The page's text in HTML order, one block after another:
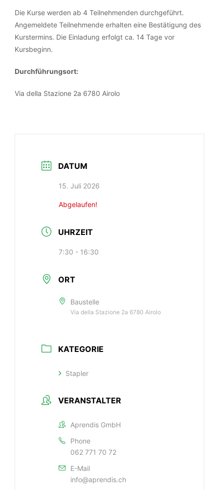
Die Kurse werden ab 4 Teilnehmenden durchgeführt.
Angemeldete Teilnehmende erhalten eine Bestätigung des
Kurstermins. Die Einladung erfolgt ca. 14 Tage vor
Kursbeginn.
Durchführungsort:
Via della Stazione 2a 6780 Airolo
DATUM
15. Juli 2026
Abgelaufen!
UHRZEIT
7:30 - 16:30
ORT
Baustelle
Via della Stazione 2a 6780 Airolo
KATEGORIE
Stapler
VERANSTALTER
Aprendis GmbH
Phone
062 771 70 72
E-Mail
info@aprendis.ch